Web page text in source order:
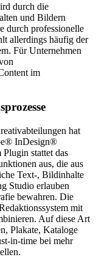
durch die
und Bildern
durch professionelle
allerdings häufig der
Für Unternehmen
im
hat
InDesign®
stattet das
aus, die aus
Text-, Bildinhalte
Studio erlauben
bewahren. Die
mit
Auf diese Art
Plakate, Kataloge
in-time bei mehr